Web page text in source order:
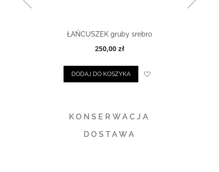
ŁAŃCUSZEK gruby srebro
250,00 zł
DODAJ DO KOSZYKA
KONSERWACJA
DOSTAWA